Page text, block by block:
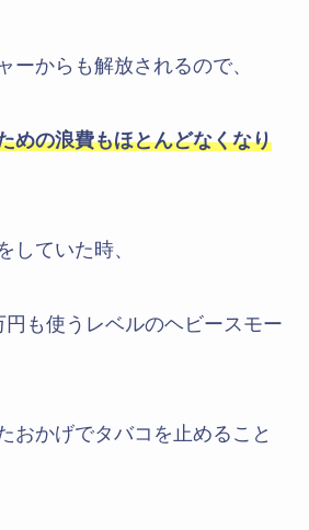
ーからも解放されるので、
めの浪費もほとんどなくなり
していた時、
円も使うレベルのヘビースモー
おかげでタバコを止めること